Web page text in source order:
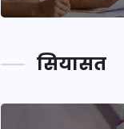
सियासत